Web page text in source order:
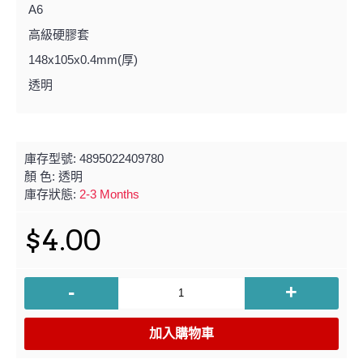
A6
高級硬膠套
148x105x0.4mm(厚)
透明
庫存型號: 4895022409780
顏 色: 透明
庫存狀態: 2-3 Months
$4.00
- +
加入購物車